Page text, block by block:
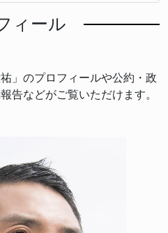
ィール
」のプロフィールや公約・政
告などがご覧いただけます。